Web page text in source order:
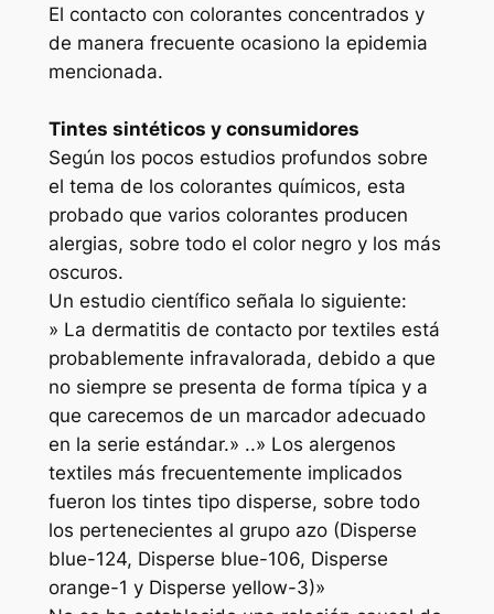
El contacto con colorantes concentrados y
de manera frecuente ocasiono la epidemia
mencionada.
Tintes sintéticos y consumidores
Según los pocos estudios profundos sobre
el tema de los colorantes químicos, esta
probado que varios colorantes producen
alergias, sobre todo el color negro y los más
oscuros.
Un estudio científico señala lo siguiente:
» La dermatitis de contacto por textiles está
probablemente infravalorada, debido a que
no siempre se presenta de forma típica y a
que carecemos de un marcador adecuado
en la serie estándar.» ..» Los alergenos
textiles más frecuentemente implicados
fueron los tintes tipo disperse, sobre todo
los pertenecientes al grupo azo (Disperse
blue-124, Disperse blue-106, Disperse
orange-1 y Disperse yellow-3)»